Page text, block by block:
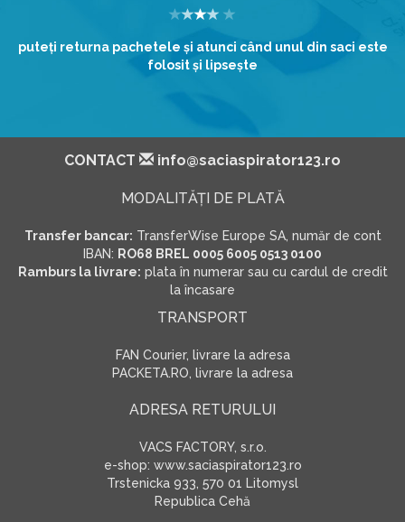
puteţi returna pachetele şi atunci când unul din saci este
folosit şi lipseşte
CONTACT info@saciaspirator123.ro
MODALITĂŢI DE PLATĂ
Transfer bancar: TransferWise Europe SA, număr de cont
IBAN: RO68 BREL 0005 6005 0513 0100
Ramburs la livrare: plata în numerar sau cu cardul de credit
la încasare
TRANSPORT
FAN Courier, livrare la adresa
PACKETA.RO, livrare la adresa
ADRESA RETURULUI
VACS FACTORY, s.r.o.
e-shop: www.saciaspirator123.ro
Trstenicka 933, 570 01 Litomysl
Republica Cehă